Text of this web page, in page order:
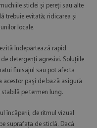
sticlei și pereți sau alte
trebuie evitată; ridicarea și
locale.
îndepărtează rapid
detergenți agresivi. Soluțiile
finisajul sau pot afecta
acestor pași de bază asigură
pe termen lung.
încăperii, de ritmul vizual
suprafața de sticlă. Dacă